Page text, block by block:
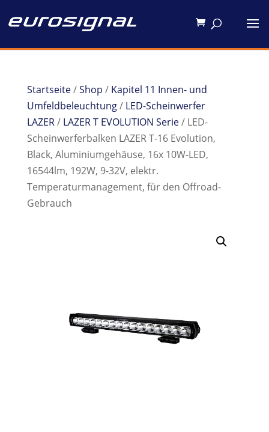
Startseite/Shop / Kapitel 11 Innen- und
Umfeldbeleuchtung/ LED-Scheinwerfer
LAZER/ LAZER T EVOLUTION Serie/ LED-
Scheinwerferbalken LAZER T-16 Evolution,
Black, Aluminiumgehäuse, 16x 10W-LED,
16544lm, 192W, 9-32V, elektr.
Temperaturmanagement, für den Offroad-
Gebrauch